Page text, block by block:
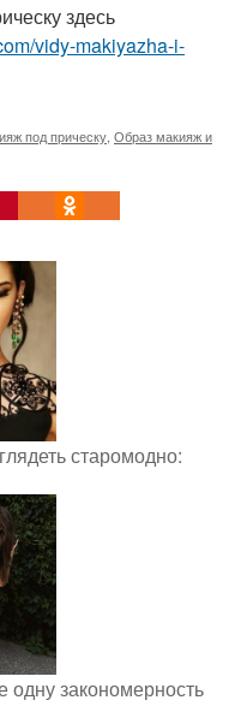
здесь
vidy-makiyazha-i-
под прическу Образ макияж и
старомодно:
закономерность